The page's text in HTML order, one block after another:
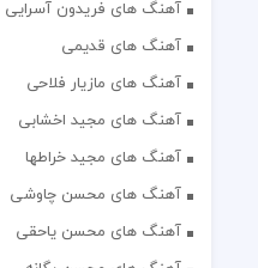
آهنگ های فریدون آسرایی
آهنگ های قدیمی
آهنگ های مازیار فلاحی
آهنگ های مجید اخشابی
آهنگ های مجید خراطها
آهنگ های محسن چاوشی
آهنگ های محسن یاحقی